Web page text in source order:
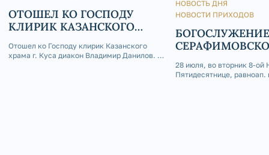
ОТОШЕЛ КО ГОСПОДУ
КЛИРИК КАЗАНСКОГО
ВЛАДИМИР ДАНИЛОВ
Отошел ко Господу клирик Казанского
храма г. Куса диакон Владимир Данилов. 29
НОВОСТЬ ДНЯ
НОВОСТИ ПРИХОДОВ
28 июля, во вторник 8-ой
Пятидесятнице, равноап.